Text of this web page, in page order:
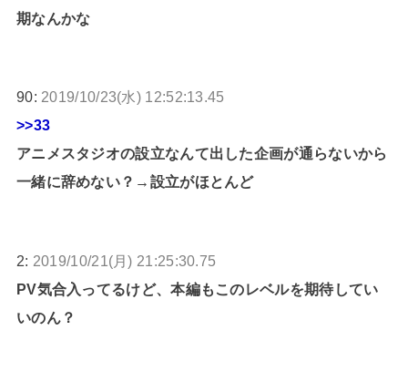
期なんかな
90: 2019/10/23(水) 12:52:13.45
>>33
アニメスタジオの設立なんて出した企画が通らないから
一緒に辞めない？→設立がほとんど
2: 2019/10/21(月) 21:25:30.75
PV気合入ってるけど、本編もこのレベルを期待してい
いのん？